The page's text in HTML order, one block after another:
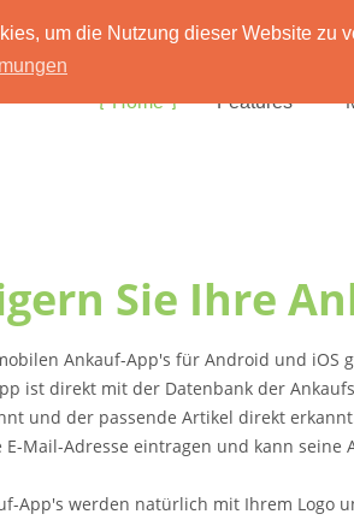
um die Nutzung dieser Website zu
Home Features
Sie Ihre
Ankauf-App's für Android und iOS
ist direkt mit der Datenbank der
und der passende Artikel direkt
E-Mail-Adresse eintragen und kann seine
App's werden natürlich mit Ihrem Logo